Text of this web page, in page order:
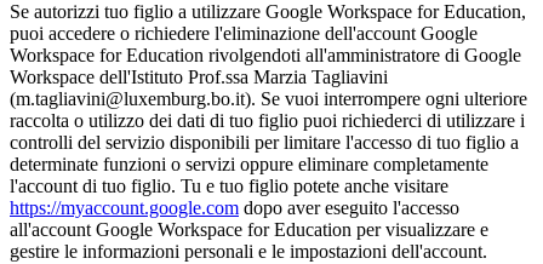
Se autorizzi tuo figlio a utilizzare Google Workspace for Education,
puoi accedere o richiedere l'eliminazione dell'account Google
Workspace for Education rivolgendoti all'amministratore di Google
Workspace dell'Istituto Prof.ssa Marzia Tagliavini
(m.tagliavini@luxemburg.bo.it). Se vuoi interrompere ogni ulteriore
raccolta o utilizzo dei dati di tuo figlio puoi richiederci di utilizzare i
controlli del servizio disponibili per limitare l'accesso di tuo figlio a
determinate funzioni o servizi oppure eliminare completamente
l'account di tuo figlio. Tu e tuo figlio potete anche visitare
https://myaccount.google.com dopo aver eseguito l'accesso
all'account Google Workspace for Education per visualizzare e
gestire le informazioni personali e le impostazioni dell'account.